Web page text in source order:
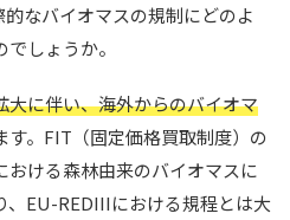
なバイオマスの規制にどのよ
しょうか。
に伴い、海外からのバイオマ
す。FIT（固定価格買取制度）の
ける森林由来のバイオマスに
、EU-REDIIIにおける規程とは大